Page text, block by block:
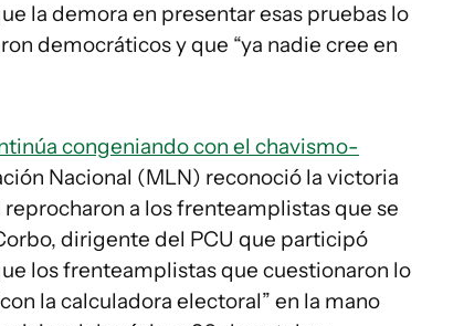
la demora en presentar esas pruebas lo
democráticos y que “ya nadie cree en
congeniando con el chavismo-
Nacional (MLN) reconoció la victoria
a los frenteamplistas que se
dirigente del PCU que participó
los frenteamplistas que cuestionaron lo
la calculadora electoral” en la mano